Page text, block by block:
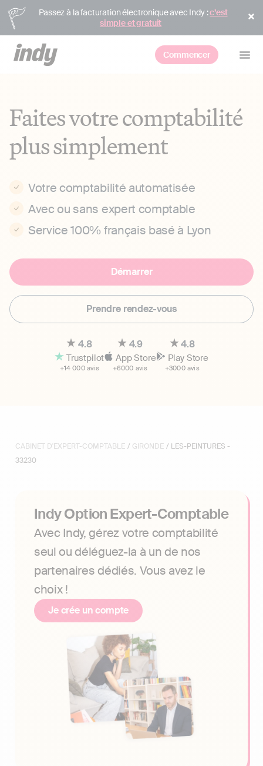
Passez à la facturation électronique avec Indy :c’est
simple et gratuit
Commencer
Faites votre comptabilité
plus simplement
Votre comptabilité automatisée
Avec ou sans expert comptable
Service 100% français basé à Lyon
Démarrer
Prendre rendez-vous
4.8
Trustpilot
+14 000 avis
4.9
App Store
+6000 avis
4.8
Play Store
+3000 avis
CABINET D'EXPERT-COMPTABLE / GIRONDE / LES-PEINTURES -
33230
Indy Option Expert-Comptable
Avec Indy, gérez votre comptabilité
seul ou déléguez-la à un de nos
partenaires dédiés. Vous avez le
choix !
Je crée un compte